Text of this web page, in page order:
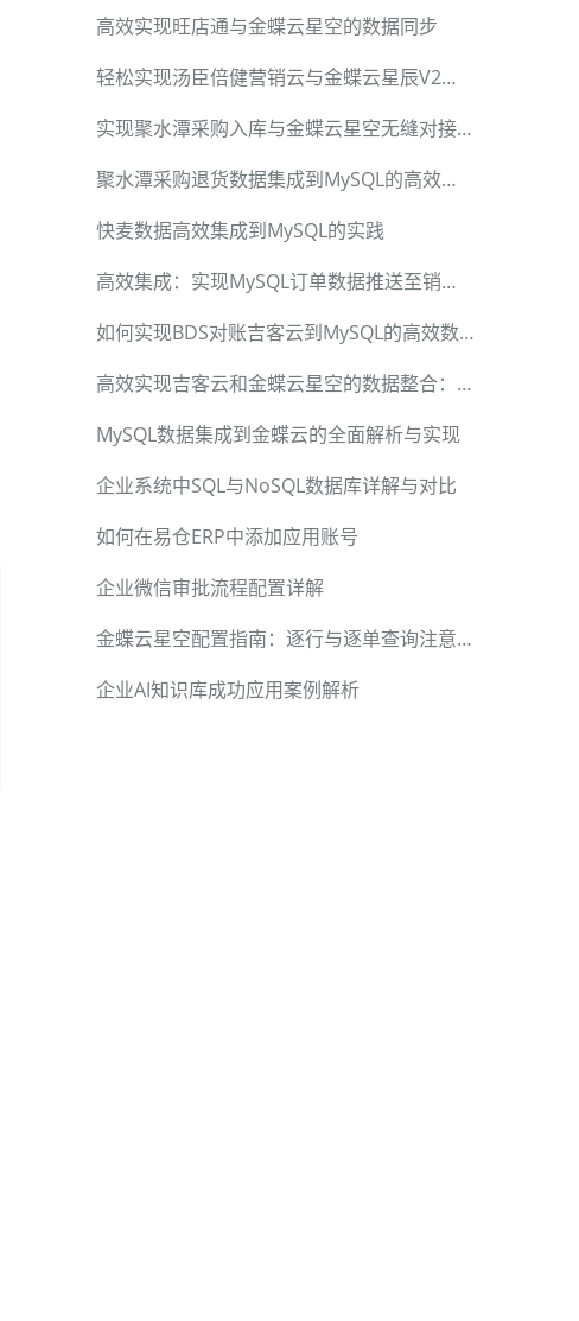
高效实现旺店通与金蝶云星空的数据同步
轻松实现汤臣倍健营销云与金蝶云星辰V2的数据集成
实现聚水潭采购入库与金蝶云星空无缝对接的方法
聚水潭采购退货数据集成到MySQL的高效实现
快麦数据高效集成到MySQL的实践
高效集成：实现MySQL订单数据推送至销帮帮合同接口
如何实现BDS对账吉客云到MySQL的高效数据集成
高效实现吉客云和金蝶云星空的数据整合：技术详解
MySQL数据集成到金蝶云的全面解析与实现
企业系统中SQL与NoSQL数据库详解与对比
如何在易仓ERP中添加应用账号
企业微信审批流程配置详解
金蝶云星空配置指南：逐行与逐单查询注意事项
企业AI知识库成功应用案例解析